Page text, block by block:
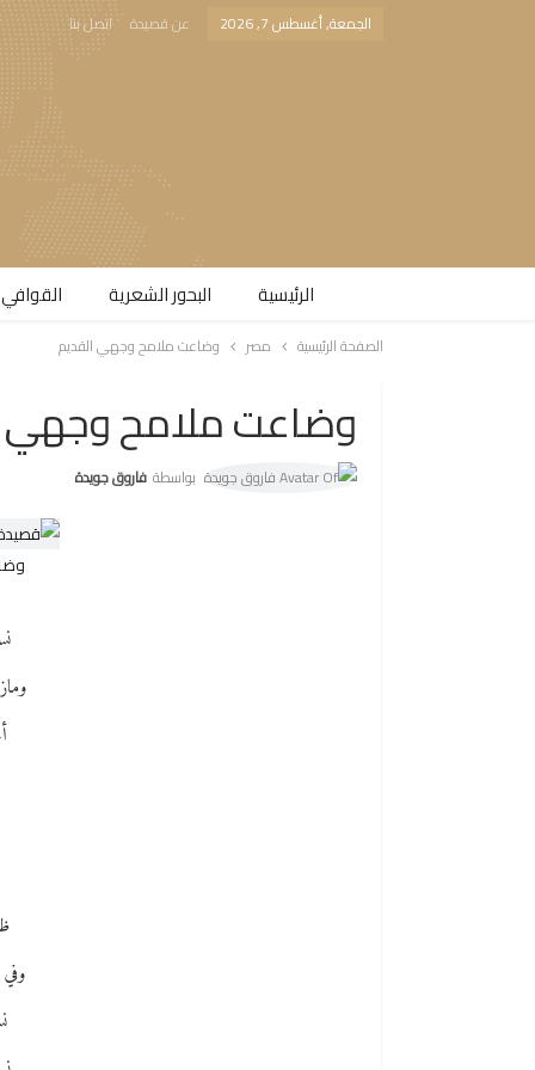
الجمعة, أغسطس 7, 2026 عن قصيدة اتصل بنا
الرئيسية البحور الشعرية​
الصفحة الرئيسية مصر وضاعت ملامح وجهي القديم
وضاعت ملامح وجهي
بواسطة فاروق جويدة